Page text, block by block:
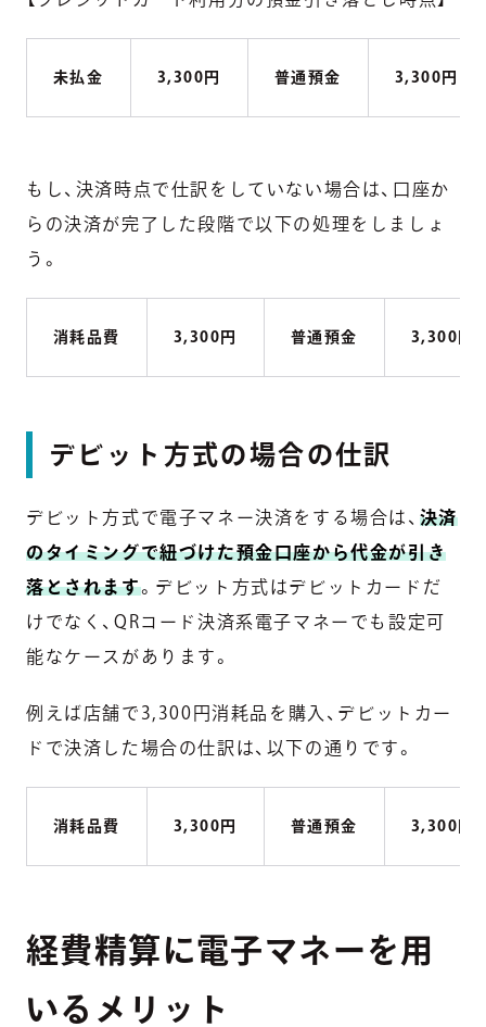
未払金 3,300円 普通預金 3,300円
もし、決済時点で仕訳をしていない場合は、口座か
らの決済が完了した段階で以下の処理をしましょ
う。
消耗品費 3,300円 普通預金 3,300円
デビット方式の場合の仕訳
デビット方式で電子マネー決済をする場合は、 決済
のタイミングで紐づけた預金口座から代金が引き
落とされます。デビット方式はデビットカードだ
けでなく、QRコード決済系電子マネーでも設定可
能なケースがあります。
例えば店舗で3,300円消耗品を購入、デビットカー
ドで決済した場合の仕訳は、以下の通りです。
消耗品費 3,300円 普通預金 3,300円
経費精算に電子マネーを用
いるメリット